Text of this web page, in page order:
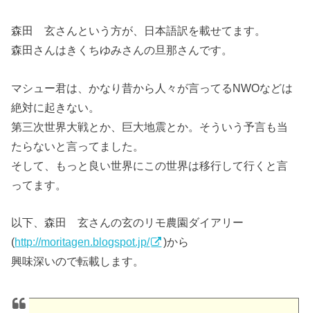
森田 玄さんという方が、日本語訳を載せてます。
森田さんはきくちゆみさんの旦那さんです。
マシュー君は、かなり昔から人々が言ってるNWOなどは
絶対に起きない。
第三次世界大戦とか、巨大地震とか。そういう予言も当
たらないと言ってました。
そして、もっと良い世界にこの世界は移行して行くと言
ってます。
以下、森田 玄さんの玄のリモ農園ダイアリー
(http://moritagen.blogspot.jp/
)から
興味深いので転載します。